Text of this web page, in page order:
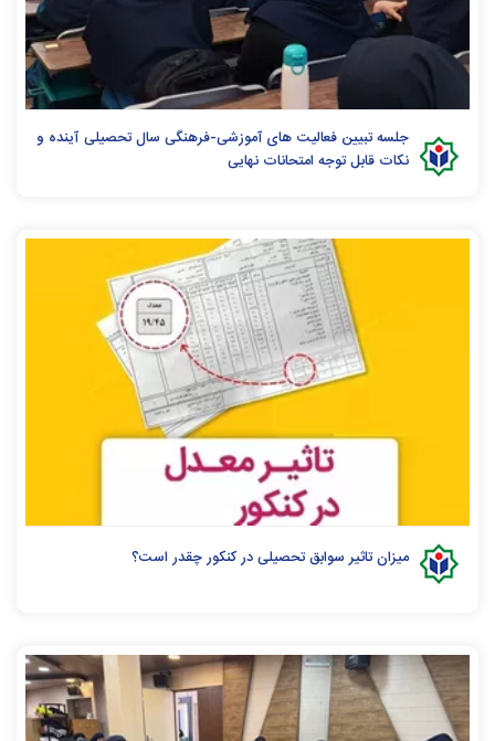
جلسه تبیین فعالیت های آموزشی-فرهنگی سال تحصیلی آینده و
نکات قابل توجه امتحانات نهایی
میزان تاثیر سوابق تحصیلی در کنکور چقدر است؟